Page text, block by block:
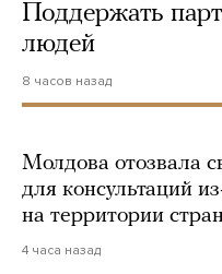
Поддержать
людей
8 часов назад
Молдова отозвала
для консультаций
на территории
4 часа назад